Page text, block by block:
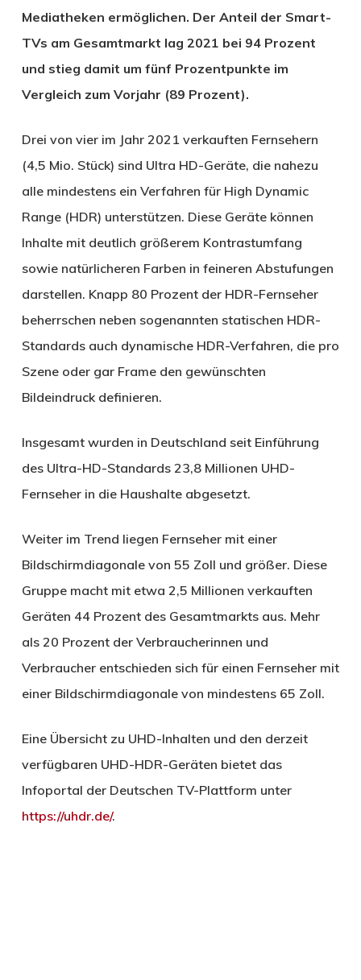
Mediatheken ermöglichen. Der Anteil der Smart-
TVs am Gesamtmarkt lag 2021 bei 94 Prozent
und stieg damit um fünf Prozentpunkte im
Vergleich zum Vorjahr (89 Prozent).
Drei von vier im Jahr 2021 verkauften Fernsehern
(4,5 Mio. Stück) sind Ultra HD-Geräte, die nahezu
alle mindestens ein Verfahren für High Dynamic
Range (HDR) unterstützen. Diese Geräte können
Inhalte mit deutlich größerem Kontrastumfang
sowie natürlicheren Farben in feineren Abstufungen
darstellen. Knapp 80 Prozent der HDR-Fernseher
beherrschen neben sogenannten statischen HDR-
Standards auch dynamische HDR-Verfahren, die pro
Szene oder gar Frame den gewünschten
Bildeindruck definieren.
Insgesamt wurden in Deutschland seit Einführung
des Ultra-HD-Standards 23,8 Millionen UHD-
Fernseher in die Haushalte abgesetzt.
Weiter im Trend liegen Fernseher mit einer
Bildschirmdiagonale von 55 Zoll und größer. Diese
Gruppe macht mit etwa 2,5 Millionen verkauften
Geräten 44 Prozent des Gesamtmarkts aus. Mehr
als 20 Prozent der Verbraucherinnen und
Verbraucher entschieden sich für einen Fernseher mit
einer Bildschirmdiagonale von mindestens 65 Zoll.
Eine Übersicht zu UHD-Inhalten und den derzeit
verfügbaren UHD-HDR-Geräten bietet das
Infoportal der Deutschen TV-Plattform unter
https://uhdr.de/.